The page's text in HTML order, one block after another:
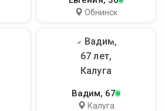
Обнинск
Вадим, 67
Калуга